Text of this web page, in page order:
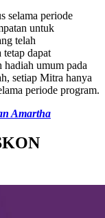
selama periode
untuk
telah
tetap dapat
hadiah umum pada
setiap Mitra hanya
periode program.
Amartha